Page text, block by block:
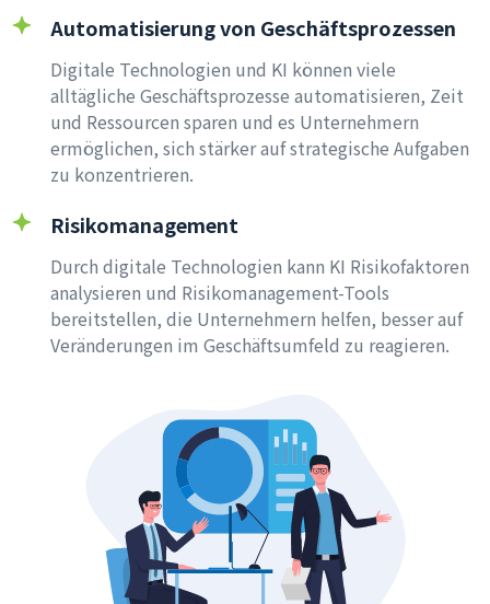
Automatisierung von Geschäftsprozessen
Digitale Technologien und KI können viele
alltägliche Geschäftsprozesse automatisieren, Zeit
und Ressourcen sparen und es Unternehmern
ermöglichen, sich stärker auf strategische Aufgaben
zu konzentrieren.
Risikomanagement
Durch digitale Technologien kann KI Risikofaktoren
analysieren und Risikomanagement-Tools
bereitstellen, die Unternehmern helfen, besser auf
Veränderungen im Geschäftsumfeld zu reagieren.